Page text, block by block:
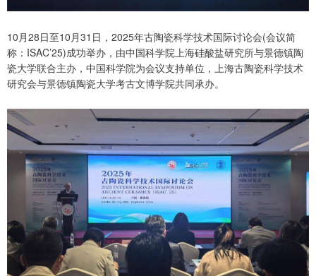
10月28日至10月31日，2025年古陶瓷科学技术国际讨论会(会议简
称：ISAC’25)成功举办，由中国科学院上海硅酸盐研究所与景德镇陶
瓷大学联合主办，中国科学院为会议支持单位，上海古陶瓷科学技术
研究会与景德镇陶瓷大学考古文博学院共同承办。